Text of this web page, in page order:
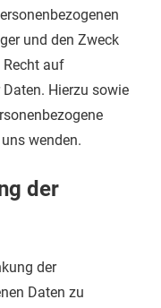
und den Zweck
auf
Hierzu sowie
wenden.
der
der
Daten zu